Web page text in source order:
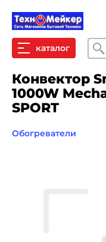
каталог
Конвектор
1000W
SPORT
Обогреватели